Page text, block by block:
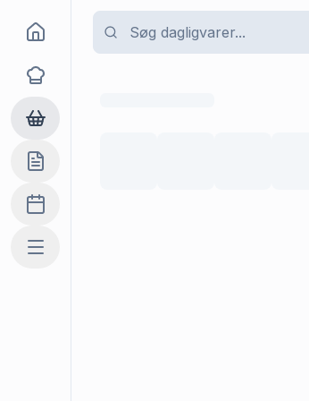
Goma
Opskrifter
Dagligvarer
Indkøbslisten
Madplan
Mere